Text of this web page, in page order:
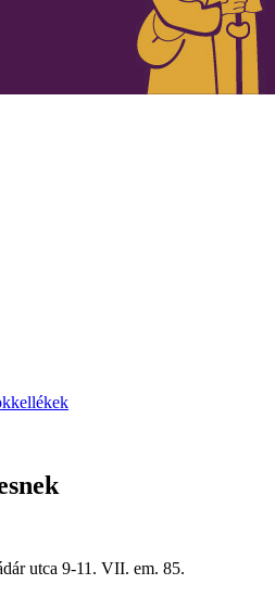
utca 9-11. VII. em. 85.